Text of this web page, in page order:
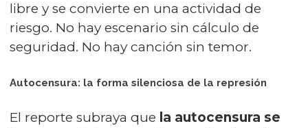
libre y se convierte en una actividad de
riesgo. No hay escenario sin cálculo de
seguridad. No hay canción sin temor.
Autocensura: la forma silenciosa de la represión
El reporte subraya que la autocensura se